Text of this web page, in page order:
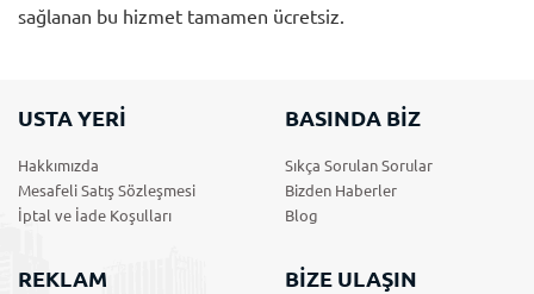
sağlanan bu hizmet tamamen ücretsiz.
USTA YERİ
Hakkımızda
Mesafeli Satış Sözleşmesi
İptal ve İade Koşulları
BASINDA BİZ
Sıkça Sorulan Sorular
Bizden Haberler
Blog
REKLAM BİZE ULAŞIN